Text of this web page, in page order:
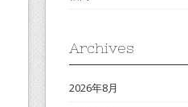
Archives
2026年8月